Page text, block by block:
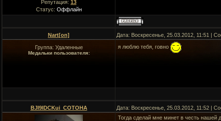
Репутация: 13
Статус: Оффлайн
Nart[on] Дата: Воскресенье, 25.03.2012, 11:51 |
Группа: Удаленные
Медальки пользователя:
я люблю тебя, говно
BJI9IDCKui_COTOHA Дата: Воскресенье, 25.03.2012, 11:52 |
Тогда сделай мне минет в честь нашей